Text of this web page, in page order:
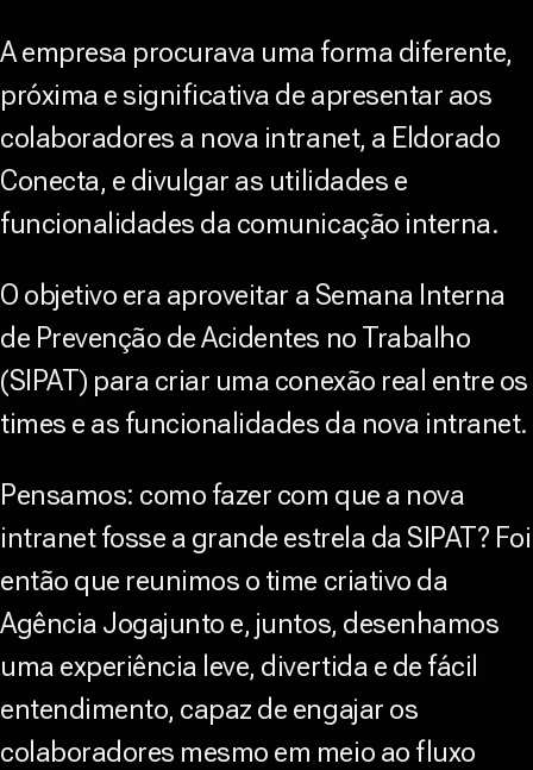
A empresa procurava uma forma diferente,
próxima e significativa de apresentar aos
colaboradores a nova intranet, a Eldorado
Conecta, e divulgar as utilidades e
funcionalidades da comunicação interna.
O objetivo era aproveitar a Semana Interna
de Prevenção de Acidentes no Trabalho
(SIPAT) para criar uma conexão real entre os
times e as funcionalidades da nova intranet.
Pensamos: como fazer com que a nova
intranet fosse a grande estrela da SIPAT? Foi
então que reunimos o time criativo da
Agência Jogajunto e, juntos, desenhamos
uma experiência leve, divertida e de fácil
entendimento, capaz de engajar os
colaboradores mesmo em meio ao fluxo